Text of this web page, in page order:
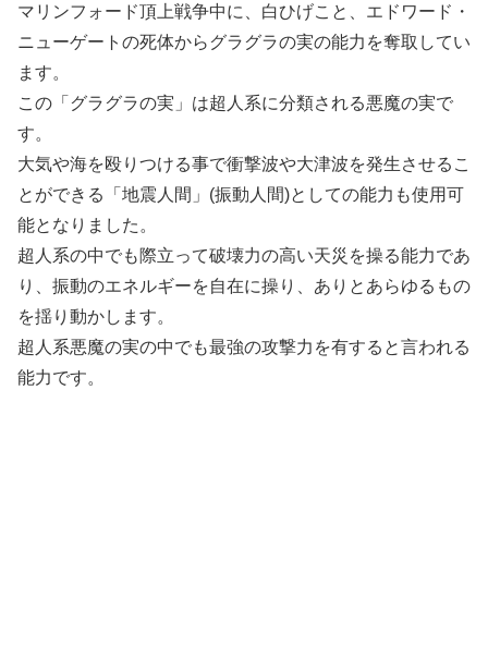
マリンフォード頂上戦争中に、白ひげこと、エドワード・
ニューゲートの死体からグラグラの実の能力を奪取してい
ます。
この「グラグラの実」は超人系に分類される悪魔の実で
す。
大気や海を殴りつける事で衝撃波や大津波を発生させるこ
とができる「地震人間」(振動人間)としての能力も使用可
能となりました。
超人系の中でも際立って破壊力の高い天災を操る能力であ
り、振動のエネルギーを自在に操り、ありとあらゆるもの
を揺り動かします。
超人系悪魔の実の中でも最強の攻撃力を有すると言われる
能力です。